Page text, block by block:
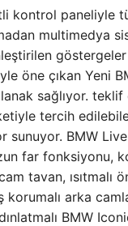
kontrol paneliyle
multimedya
öne çıkan Yeni
sağlıyor.
tercih
sunuyor. BMW
far fonksiyonu,
tavan, ısıtmalı
korumalı arka
BMW